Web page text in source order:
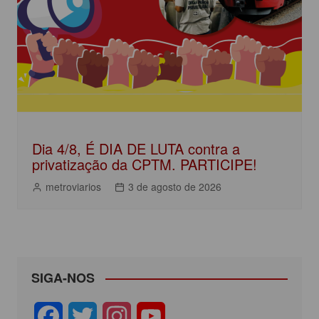
Dia 4/8, É DIA DE LUTA contra a
privatização da CPTM. PARTICIPE!
metroviarios 3 de agosto de 2026
SIGA-NOS